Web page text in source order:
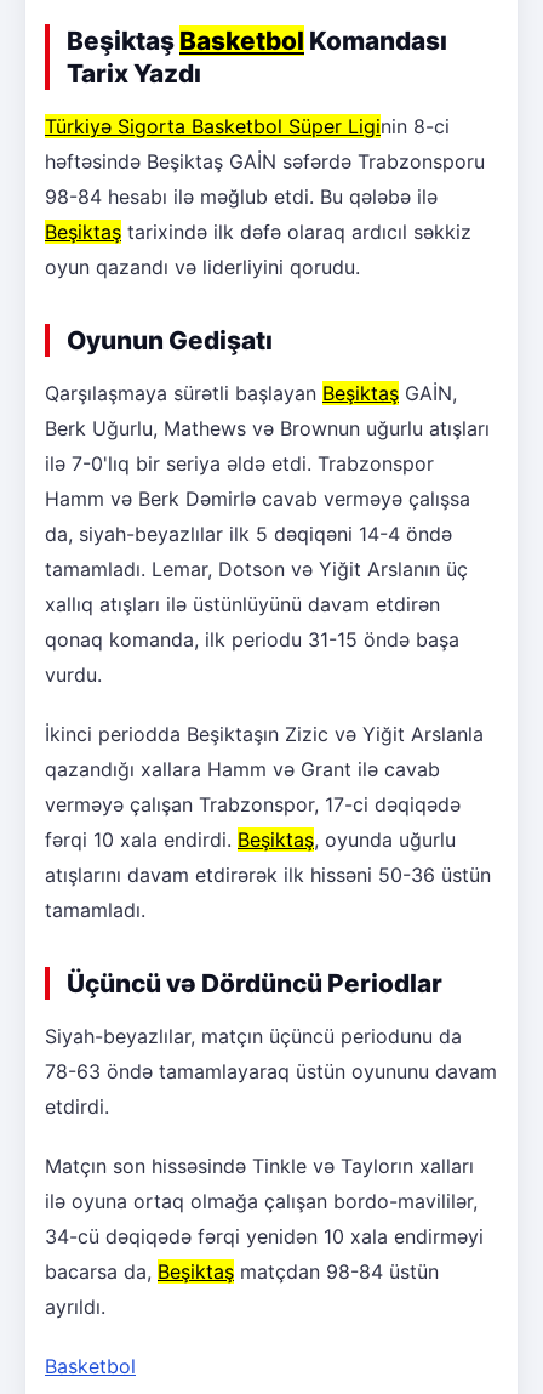
Beşiktaş Basketbol Komandası
Tarix Yazdı
Türkiyə Sigorta Basketbol Süper Liginin 8-ci
həftəsində Beşiktaş GAİN səfərdə Trabzonsporu
98-84 hesabı ilə məğlub etdi. Bu qələbə ilə
Beşiktaş tarixində ilk dəfə olaraq ardıcıl səkkiz
oyun qazandı və liderliyini qorudu.
Oyunun Gedişatı
Qarşılaşmaya sürətli başlayan Beşiktaş GAİN,
Berk Uğurlu, Mathews və Brownun uğurlu atışları
ilə 7-0'lıq bir seriya əldə etdi. Trabzonspor
Hamm və Berk Dəmirlə cavab verməyə çalışsa
da, siyah-beyazlılar ilk 5 dəqiqəni 14-4 öndə
tamamladı. Lemar, Dotson və Yiğit Arslanın üç
xallıq atışları ilə üstünlüyünü davam etdirən
qonaq komanda, ilk periodu 31-15 öndə başa
vurdu.
İkinci periodda Beşiktaşın Zizic və Yiğit Arslanla
qazandığı xallara Hamm və Grant ilə cavab
verməyə çalışan Trabzonspor, 17-ci dəqiqədə
fərqi 10 xala endirdi. Beşiktaş, oyunda uğurlu
atışlarını davam etdirərək ilk hissəni 50-36 üstün
tamamladı.
Üçüncü və Dördüncü Periodlar
Siyah-beyazlılar, matçın üçüncü periodunu da
78-63 öndə tamamlayaraq üstün oyununu davam
etdirdi.
Matçın son hissəsində Tinkle və Taylorın xalları
ilə oyuna ortaq olmağa çalışan bordo-mavililər,
34-cü dəqiqədə fərqi yenidən 10 xala endirməyi
bacarsa da, Beşiktaş matçdan 98-84 üstün
ayrıldı.
Basketbol